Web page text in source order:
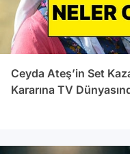
Ceyda Ateş’in Set
Kararına TV